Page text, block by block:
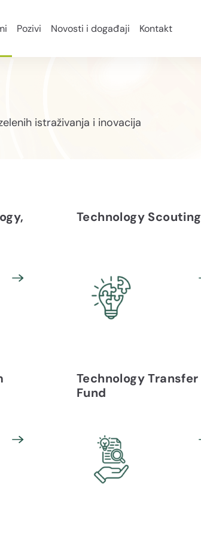
Pozivi Novosti i događaji Kontakt
istraživanja i inovacija
Technology Scouting
Technology Transfer
Fund